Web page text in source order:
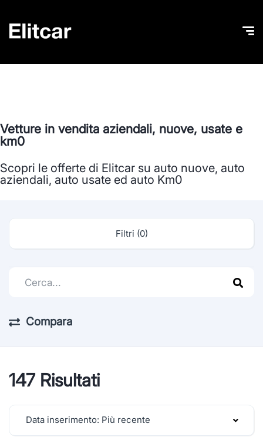
Vetture in vendita aziendali, nuove, usate e
km0
Scopri le offerte di Elitcar su auto nuove, auto
aziendali, auto usate ed auto Km0
Filtri (0)
Compara
147 Risultati
Data inserimento: Più recente